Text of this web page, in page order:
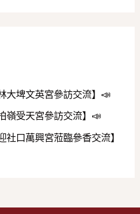
大埤文英宮參訪交流】📣
嶺受天宮參訪交流】📣
口萬興宮蒞臨參香交流】